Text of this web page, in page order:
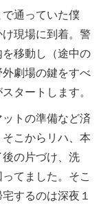
通っていた僕
現場に到着。警
移動し（途中の
外劇場の鍵をすべ
タートします。
トの準備など済
こからリハ、本
の片づけ、洗
てました。そこ
するのは深夜１